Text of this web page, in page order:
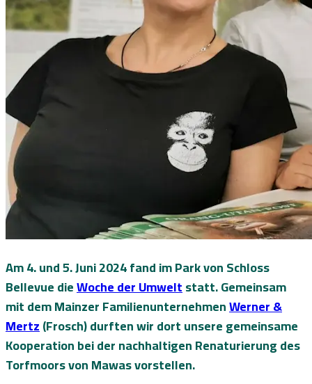
Am 4. und 5. Juni 2024 fand im Park von Schloss
Bellevue dieWoche der Umweltstatt. Gemeinsam
mit dem Mainzer FamilienunternehmenWerner &
Mertz(Frosch) durften wir dort unsere gemeinsame
Kooperation bei der nachhaltigen Renaturierung des
Torfmoors von Mawas vorstellen.